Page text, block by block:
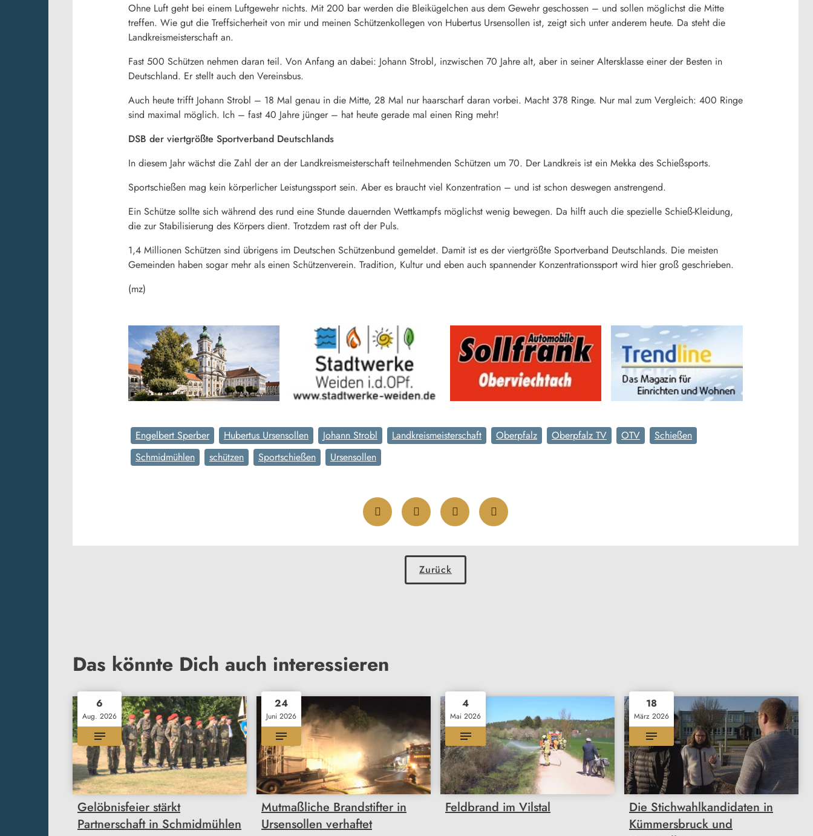
Ohne Luft geht bei einem Luftgewehr nichts. Mit 200 bar werden die Bleikügelchen aus dem Gewehr geschossen – und sollen möglichst die Mitte
treffen. Wie gut die Treffsicherheit von mir und meinen Schützenkollegen von Hubertus Ursensollen ist, zeigt sich unter anderem heute. Da steht die
Landkreismeisterschaft an.
Fast 500 Schützen nehmen daran teil. Von Anfang an dabei: Johann Strobl, inzwischen 70 Jahre alt, aber in seiner Altersklasse einer der Besten in
Deutschland. Er stellt auch den Vereinsbus.
Auch heute trifft Johann Strobl – 18 Mal genau in die Mitte, 28 Mal nur haarscharf daran vorbei. Macht 378 Ringe. Nur mal zum Vergleich: 400 Ringe
sind maximal möglich. Ich – fast 40 Jahre jünger – hat heute gerade mal einen Ring mehr!
DSB der viertgrößte Sportverband Deutschlands
In diesem Jahr wächst die Zahl der an der Landkreismeisterschaft teilnehmenden Schützen um 70. Der Landkreis ist ein Mekka des Schießsports.
Sportschießen mag kein körperlicher Leistungssport sein. Aber es braucht viel Konzentration – und ist schon deswegen anstrengend.
Ein Schütze sollte sich während des rund eine Stunde dauernden Wettkampfs möglichst wenig bewegen. Da hilft auch die spezielle Schieß-Kleidung,
die zur Stabilisierung des Körpers dient. Trotzdem rast oft der Puls.
1,4 Millionen Schützen sind übrigens im Deutschen Schützenbund gemeldet. Damit ist es der viertgrößte Sportverband Deutschlands. Die meisten
Gemeinden haben sogar mehr als einen Schützenverein. Tradition, Kultur und eben auch spannender Konzentrationssport wird hier groß geschrieben.
(mz)
Engelbert Sperber Hubertus Ursensollen Johann Strobl Landkreismeisterschaft Oberpfalz Oberpfalz TV OTV
Schießen
Schmidmühlen
schützen Sportschießen Ursensollen
Zurück
Das könnte Dich auch interessieren
6
Aug. 2026
Gelöbnisfeier stärkt
Partnerschaft in Schmidmühlen
24
Juni 2026
Mutmaßliche Brandstifter in
Ursensollen verhaftet
4
Mai 2026
Feldbrand im Vilstal
18
März 2026
Die Stichwahlkandidaten in
Kümmersbruck und